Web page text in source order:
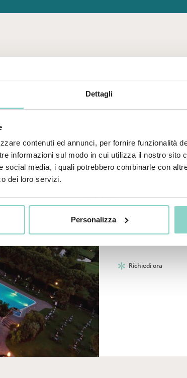
Dettagli
contenuti ed annunci, per fornire funzionalità
informazioni sul modo in cui utilizza il nostro sito
social media, i quali potrebbero combinarle con
dei loro servizi.
Personalizza
SEMPRE
QUALCOSADINUOVO
LUGLIO
Richiedi ora